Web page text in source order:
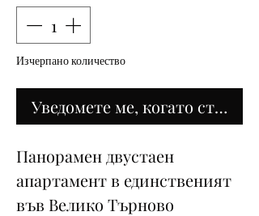
Изчерпано количество
Уведомете ме, когато стане
Панорамен двустаен
апартамент в единственият
във Велико Търново